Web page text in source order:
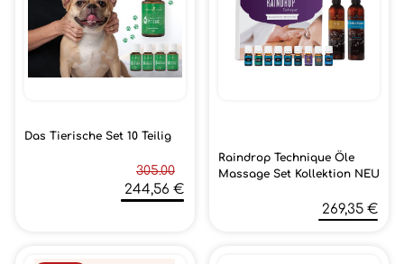
Das Tierische Set 10 Teilig
305.00
244,56 €
Raindrop Technique Öle
Massage Set Kollektion NEU
269,35 €